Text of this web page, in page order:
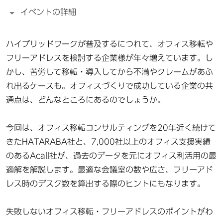
イベントの詳細
ハイブリッドワークが普及するにつれて、オフィス移転や
フリーアドレスを検討する企業様が年々増えています。し
かし、苦労して移転・導入してから不満やクレームがあふ
れ出るケースも。オフィスづくりで成功している企業の共
通点は、どんなところにあるのでしょうか。
今回は、オフィス移転コンサルティングを20年近く続けて
きたHATARABA社と、7,000社以上のオフィス支援実績
のあるAcall社が、過去のデータを元にオフィス利活用の最
適解を解説します。最適な会議室の数や広さ、フリーアド
レス時のデスク数を算出する際のヒントにもなります。
失敗しないオフィス移転・フリーアドレスのポイントがわ